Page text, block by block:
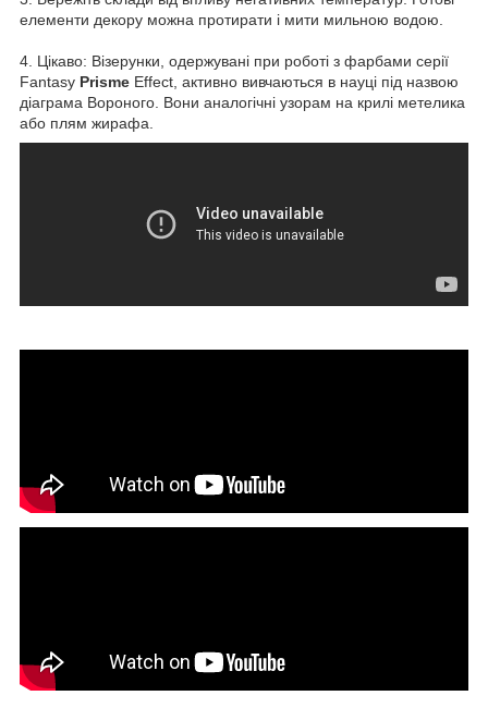
елементи декору можна протирати і мити мильною водою.
4. Цікаво: Візерунки, одержувані при роботі з фарбами серії
Fantasy Prisme Effect, активно вивчаються в науці під назвою
діаграма Вороного. Вони аналогічні узорам на крилі метелика
або плям жирафа.